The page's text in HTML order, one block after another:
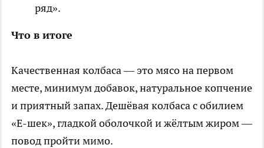
ряд».
Что в итоге
Качественная колбаса — это мясо на первом
месте, минимум добавок, натуральное копчение
и приятный запах. Дешёвая колбаса с обилием
«Е-шек», гладкой оболочкой и жёлтым жиром —
повод пройти мимо.